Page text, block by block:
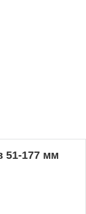
51-177 мм